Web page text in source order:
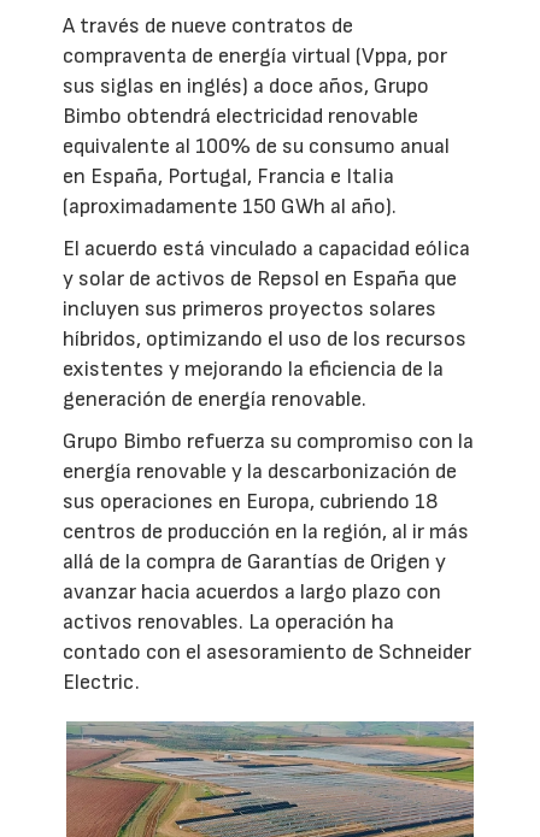
A través de nueve contratos de
compraventa de energía virtual (Vppa, por
sus siglas en inglés) a doce años, Grupo
Bimbo obtendrá electricidad renovable
equivalente al 100% de su consumo anual
en España, Portugal, Francia e Italia
(aproximadamente 150 GWh al año).
El acuerdo está vinculado a capacidad eólica
y solar de activos de Repsol en España que
incluyen sus primeros proyectos solares
híbridos, optimizando el uso de los recursos
existentes y mejorando la eficiencia de la
generación de energía renovable.
Grupo Bimbo refuerza su compromiso con la
energía renovable y la descarbonización de
sus operaciones en Europa, cubriendo 18
centros de producción en la región, al ir más
allá de la compra de Garantías de Origen y
avanzar hacia acuerdos a largo plazo con
activos renovables. La operación ha
contado con el asesoramiento de Schneider
Electric.